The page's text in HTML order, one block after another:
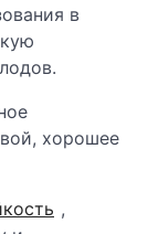
в
хорошее
,